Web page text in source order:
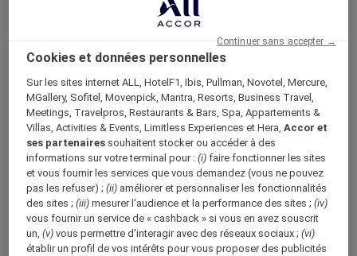
Mise en avant du concept “Bons & Vivants” de
Mercure, axé sur la culture locale et la gastronomie.
Boutique Mercure
Programme de fidélité
Retour
Découvrir le programme
Abonnements ALL Accor+
Cookies et données personnelles
Sur les sites internet ALL, HotelF1, Ibis, Pullman, Novotel, Mercure,
MGallery, Sofitel, Movenpick, Mantra, Resorts, Business Travel,
Meetings, Travelpros, Restaurants & Bars, Spa, Appartements &
Villas, Activities & Events, Limitless Experiences et Hera,Accor et
ses partenaires souhaitent stocker ou accéder à des
informations sur votre terminal pour :(i) faire fonctionner les sites
et vous fournir les services que vous demandez (vous ne pouvez
pas les refuser) ;(ii) améliorer et personnaliser les fonctionnalités
des sites ;(iii) mesurer l'audience et la performance des sites ;(iv)
vous fournir un service de « cashback » si vous en avez souscrit
un,(v) vous permettre d'interagir avec des réseaux sociaux ;(vi)
établir un profil de vos intérêts pour vous proposer des publicités
Continuer sans accepter →